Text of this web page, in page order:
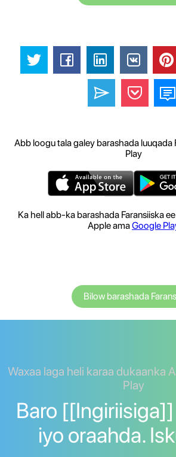
Abb loogu tala galey barashada luuqada
Play
Ka hell abb-ka barashada Faransiiska
Apple amaGoogle
Bilow barashada
Waxaa laga heli karaa dukaanka
Play
Baro
iyo oraahda.